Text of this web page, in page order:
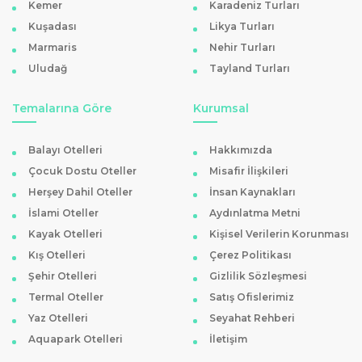
Şifalı sularıyla bilinen Bolu , kaplıca otelleri ile de dikkat çeker.
kaplıca otelleri , doğal mineralli suları ile sağlık turizmi arayanların
tercihidir. Bu oteller, hem bedensel hem de ruhsal yenilenme imkanı
sağlar.
Bolu'da lüks bir tatil deneyimi arayanlar için birçok 5 yıldızlı otel
bulunmaktadır. Bolu 5 yıldızlı otelleri, zengin olanakları ve üstün
hizmet kalitesi ile unutulmaz bir konaklama deneyimi vaat eder. Bu
oteller, konfor ve lüksü bir arada arayan misafirler için idealdir.
Bolu'ya ulaşım, karayolu ile oldukça rahattır. Ankara ve İstanbul
başta olmak üzere Türkiye'nin birçok şehrinden Bolu'ya düzenlenen
otobüs seferleri ile şehre kolaylıkla ulaşılabilir. Özellikle TEM otoyolu
Kemer
Kuşadası
Marmaris
Uludağ
Karadeniz Turları
Likya Turları
Nehir Turları
Tayland Turları
Temalarına Göre
Balayı Otelleri
Çocuk Dostu Oteller
Herşey Dahil Oteller
İslami Oteller
Kayak Otelleri
Kış Otelleri
Şehir Otelleri
Termal Oteller
Yaz Otelleri
Aquapark Otelleri
Kurumsal
Hakkımızda
Misafir İlişkileri
İnsan Kaynakları
Aydınlatma Metni
Kişisel Verilerin Korunması
Çerez Politikası
Gizlilik Sözleşmesi
Satış Ofislerimiz
Seyahat Rehberi
İletişim